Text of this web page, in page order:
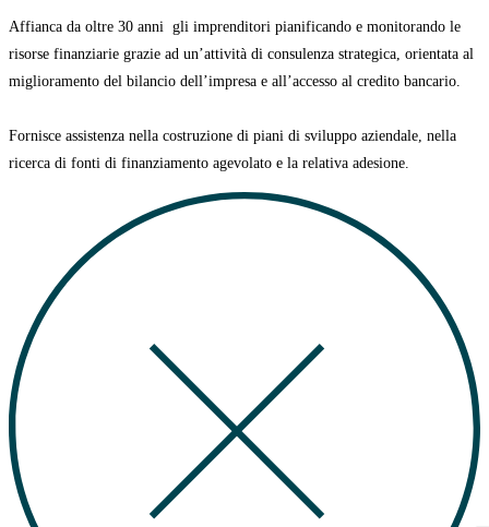
Affianca da oltre 30 anni gli imprenditori pianificando e monitorando le
risorse finanziarie grazie ad un’attività di consulenza strategica, orientata al
miglioramento del bilancio dell’impresa e all’accesso al credito bancario.
Fornisce assistenza nella costruzione di piani di sviluppo aziendale, nella
ricerca di fonti di finanziamento agevolato e la relativa adesione.